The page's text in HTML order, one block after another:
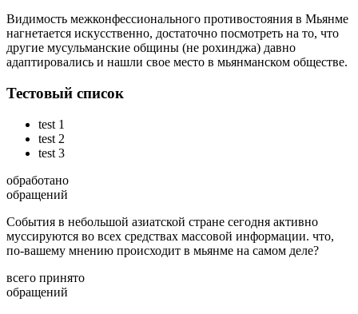
Видимость межконфессионального противостояния в Мьянме
нагнетается искусственно, достаточно посмотреть на то, что
другие мусульманские общины (не рохинджа) давно
адаптировались и нашли свое место в мьянманском обществе.
Тестовый список
test 1
test 2
test 3
обработано
обращений
События в небольшой азиатской стране сегодня активно
муссируются во всех средствах массовой информации. что,
по-вашему мнению происходит в мьянме на самом деле?
всего принято
обращений